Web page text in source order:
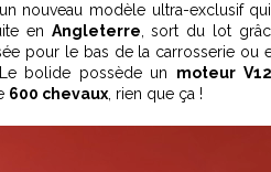
un nouveau modèle ultra-exclusif
en Angleterre , sort du lot
pour le bas de la carrosserie ou
bolide possède un moteur V12
600 chevaux , rien que ça !